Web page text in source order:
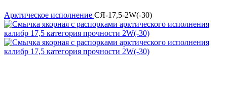
Арктическое исполнение СЯ-17,5-2W(-30)